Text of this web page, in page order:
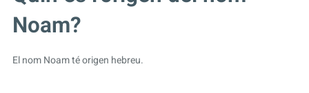
Noam?
El nom Noam té origen hebreu.